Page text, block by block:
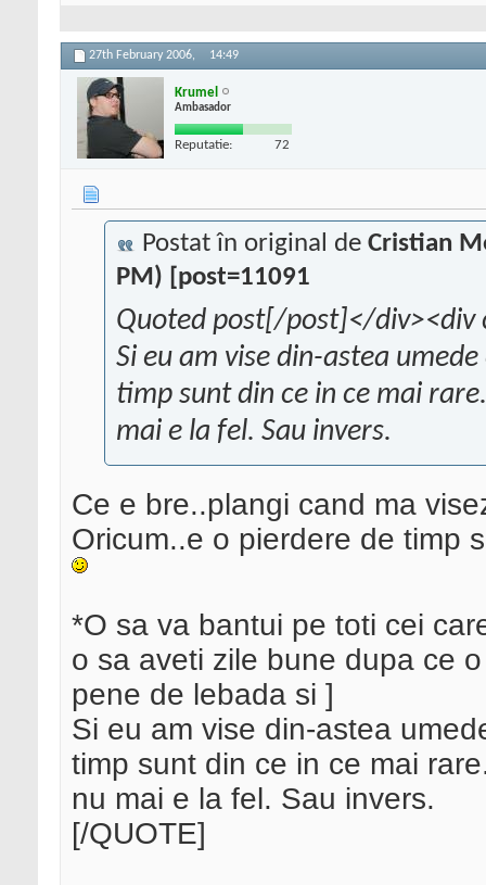
27th February 2006, 14:49
Krumel
Ambasador
Reputatie: 72
Postat în original de Cristian
PM) [post=11091
Quoted post[/post]</div><div
Si eu am vise din-astea
timp sunt din ce in ce mai
mai e la fel. Sau invers.
Ce e bre..plangi cand ma
Oricum..e o pierdere de timp
*O sa va bantui pe toti cei
o sa aveti zile bune dupa ce
pene de lebada si ]
Si eu am vise din-astea
timp sunt din ce in ce mai
nu mai e la fel. Sau invers.
[/QUOTE]